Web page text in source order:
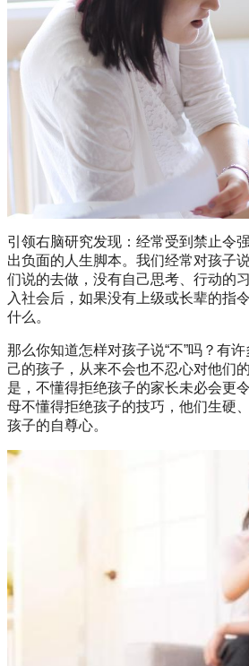
引领右脑研究发现：经常受到禁止令
出负面的人生脚本。我们经常对孩子
们说的去做，没有自己思考、行动的
入社会后，如果没有上级或长辈的指
什么。
那么你知道怎样对孩子说“不”吗？有
己的孩子，从来不会也不忍心对他们
是，不懂得拒绝孩子的家长未必会更
母不懂得拒绝孩子的技巧，他们生硬
孩子的自尊心。